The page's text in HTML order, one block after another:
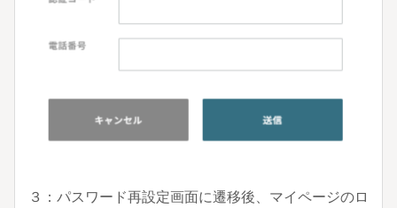
３：パスワード再設定画面に遷移後、マイページのロ